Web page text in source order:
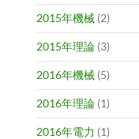
2015年機械 (2)
2015年理論 (3)
2016年機械 (5)
2016年理論 (1)
2016年電力 (1)